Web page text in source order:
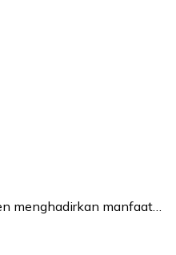
menghadirkan manfaat…